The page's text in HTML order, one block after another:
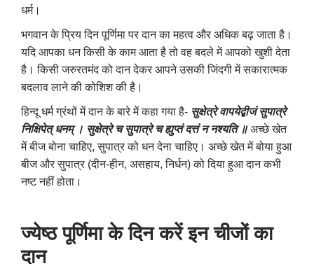
धर्म।
भगवान के प्रिय दिन पूर्णिमा पर दान का महत्व और अधिक बढ़ जाता है।
यदि आपका धन किसी के काम आता है तो वह बदले में आपको खुशी देता
है। किसी जरुरतमंद को दान देकर आपने उसकी जिंदगी में सकारात्मक
बदलाव लाने की कोशिश की है।
हिन्दू धर्म ग्रंथों में दान के बारे में कहा गया है- सुक्षेत्रे वापयेद्बीजं सुपात्रे
निक्षिपेत् धनम् । सुक्षेत्रे च सुपात्रे च ह्युप्तं दत्तं न नश्यति ॥अच्छे खेत
में बीज बोना चाहिए, सुपात्र को धन देना चाहिए। अच्छे खेत में बोया हुआ
बीज और सुपात्र (दीन-हीन, असहाय, निर्धन) को दिया हुआ दान कभी
नष्ट नहीं होता।
ज्‍येष्‍ठ पूर्णिमा के दिन करें इन चीजों का
दान